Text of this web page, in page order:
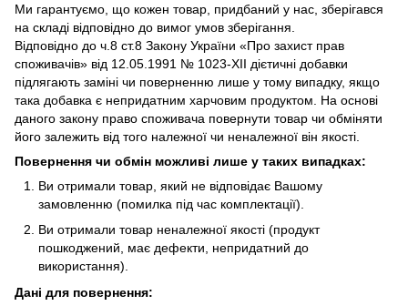
Ми гарантуємо, що кожен товар, придбаний у нас, зберігався
на складі відповідно до вимог умов зберігання.
Відповідно до ч.8 ст.8 Закону України «Про захист прав
споживачів» від 12.05.1991 № 1023-ХІІ дієтичні добавки
підлягають заміні чи поверненню лише у тому випадку, якщо
така добавка є непридатним харчовим продуктом. На основі
даного закону право споживача повернути товар чи обміняти
його залежить від того належної чи неналежної він якості.
Повернення чи обмін можливі лише у таких випадках:
Ви отримали товар, який не відповідає Вашому
замовленню (помилка під час комплектації).
Ви отримали товар неналежної якості (продукт
пошкоджений, має дефекти, непридатний до
використання).
Дані для повернення: